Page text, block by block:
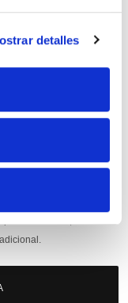
detalles
nuestrasofertasy
tu primera compra.
de datos.
tratamientos con
los datos, así como